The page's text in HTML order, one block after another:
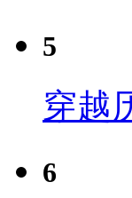
5
穿越
6